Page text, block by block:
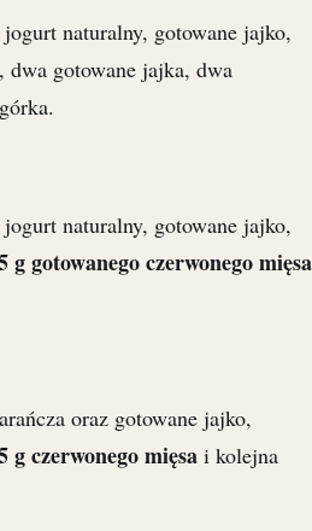
naturalny, gotowane jajko,
gotowane jajka, dwa
naturalny, gotowane jajko,
g gotowanego czerwonego mięsa
oraz gotowane jajko,
g czerwonego mięsa i kolejna